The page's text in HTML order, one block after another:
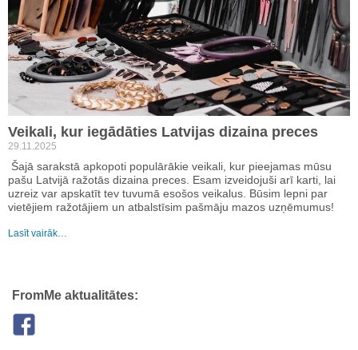
Veikali, kur iegādāties Latvijas dizaina preces
29.11.2025
Šajā sarakstā apkopoti populārākie veikali, kur pieejamas mūsu
pašu Latvijā ražotās dizaina preces. Esam izveidojuši arī karti, lai
uzreiz var apskatīt tev tuvumā esošos veikalus. Būsim lepni par
vietējiem ražotājiem un atbalstīsim pašmāju mazos uzņēmumus!
Lasīt vairāk…
FromMe aktualitātes: